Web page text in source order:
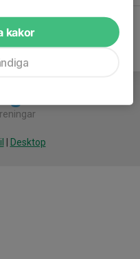
Desktop
kakor